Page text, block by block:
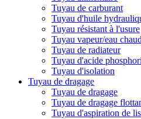
Tuyau de carburant
Tuyau d'huile
Tuyau résistant à l'usure
Tuyau vapeur/eau
Tuyau de radiateur
Tuyau d'acide
Tuyau d'isolation
Tuyau de dragage
Tuyau de dragage
Tuyau de dragage
Tuyau d'aspiration de